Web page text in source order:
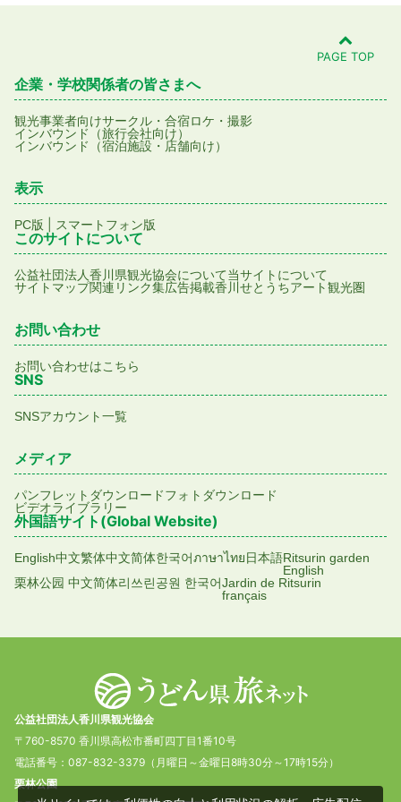
PAGE TOP
企業・学校関係者の皆さまへ
観光事業者向けサークル・合宿ロケ・撮影
インバウンド（旅行会社向け）
インバウンド（宿泊施設・店舗向け）
表示
PC版 スマートフォン版
このサイトについて
公益社団法人香川県観光協会について当サイトについて
サイトマップ関連リンク集広告掲載香川せとうちアート観光圏
お問い合わせ
お問い合わせはこちら
SNS
SNSアカウント一覧
メディア
パンフレットダウンロードフォトダウンロード
ビデオライブラリー
外国語サイト(Global Website)
English中文繁体中文简体한국어ภาษาไทย日本語Ritsurin garden
English
栗林公园 中文简体리쓰린공원 한국어Jardin de Ritsurin
français
公益社団法人香川県観光協会
〒760-8570 香川県高松市番町四丁目1番10号
電話番号：087-832-3379（月曜日～金曜日8時30分～17時15分）
栗林公園